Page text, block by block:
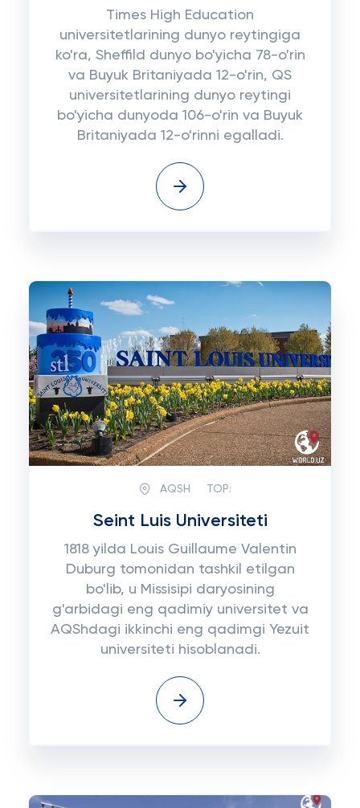
Times High Education
universitetlarining dunyo reytingiga
ko'ra, Sheffild dunyo bo'yicha 78-o'rin
va Buyuk Britaniyada 12-o'rin, QS
universitetlarining dunyo reytingi
bo'yicha dunyoda 106-o'rin va Buyuk
Britaniyada 12-o'rinni egalladi.
AQSH TOP:
Seint Luis Universiteti
1818 yilda Louis Guillaume Valentin
Duburg tomonidan tashkil etilgan
bo'lib, u Missisipi daryosining
g'arbidagi eng qadimiy universitet va
AQShdagi ikkinchi eng qadimgi Yezuit
universiteti hisoblanadi.